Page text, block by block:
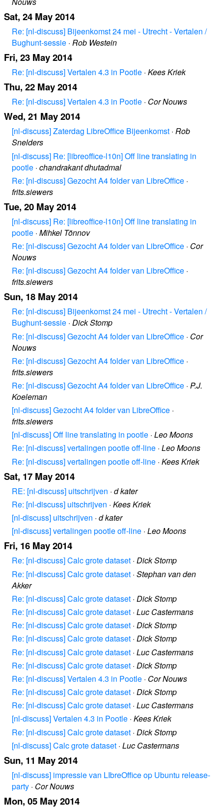
Sat, 24 May 2014
Re: [nl-discuss] Bijeenkomst 24 mei - Utrecht - Vertalen /
Bughunt-sessie · Rob Westein
Fri, 23 May 2014
Re: [nl-discuss] Vertalen 4.3 in Pootle · Kees Kriek
Thu, 22 May 2014
Re: [nl-discuss] Vertalen 4.3 in Pootle · Cor Nouws
Wed, 21 May 2014
[nl-discuss] Zaterdag LibreOffice Bijeenkomst · Rob
Snelders
[nl-discuss] Re: [libreoffice-l10n] Off line translating in
pootle · chandrakant dhutadmal
Re: [nl-discuss] Gezocht A4 folder van LibreOffice ·
frits.siewers
Tue, 20 May 2014
[nl-discuss] Re: [libreoffice-l10n] Off line translating in
pootle · Mihkel Tõnnov
Re: [nl-discuss] Gezocht A4 folder van LibreOffice · Cor
Nouws
Re: [nl-discuss] Gezocht A4 folder van LibreOffice ·
frits.siewers
Sun, 18 May 2014
Re: [nl-discuss] Bijeenkomst 24 mei - Utrecht - Vertalen /
Bughunt-sessie · Dick Stomp
Re: [nl-discuss] Gezocht A4 folder van LibreOffice · Cor
Nouws
Re: [nl-discuss] Gezocht A4 folder van LibreOffice ·
frits.siewers
Re: [nl-discuss] Gezocht A4 folder van LibreOffice · P.J.
Koeleman
[nl-discuss] Gezocht A4 folder van LibreOffice ·
frits.siewers
[nl-discuss] Off line translating in pootle · Leo Moons
Re: [nl-discuss] vertalingen pootle off-line · Leo Moons
Re: [nl-discuss] vertalingen pootle off-line · Kees Kriek
Sat, 17 May 2014
RE: [nl-discuss] uitschrijven · d kater
Re: [nl-discuss] uitschrijven · Kees Kriek
[nl-discuss] uitschrijven · d kater
[nl-discuss] vertalingen pootle off-line · Leo Moons
Fri, 16 May 2014
Re: [nl-discuss] Calc grote dataset · Dick Stomp
Re: [nl-discuss] Calc grote dataset · Stephan van den
Akker
Re: [nl-discuss] Calc grote dataset · Dick Stomp
Re: [nl-discuss] Calc grote dataset · Luc Castermans
Re: [nl-discuss] Calc grote dataset · Dick Stomp
Re: [nl-discuss] Calc grote dataset · Dick Stomp
Re: [nl-discuss] Calc grote dataset · Luc Castermans
Re: [nl-discuss] Calc grote dataset · Dick Stomp
Re: [nl-discuss] Vertalen 4.3 in Pootle · Cor Nouws
Re: [nl-discuss] Calc grote dataset · Dick Stomp
Re: [nl-discuss] Calc grote dataset · Luc Castermans
[nl-discuss] Vertalen 4.3 in Pootle · Kees Kriek
Re: [nl-discuss] Calc grote dataset · Dick Stomp
[nl-discuss] Calc grote dataset · Luc Castermans
Sun, 11 May 2014
[nl-discuss] impressie van LIbreOffice op Ubuntu release-
party · Cor Nouws
Mon, 05 May 2014